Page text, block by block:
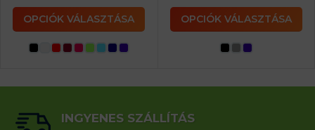
OPCIÓK VÁLASZTÁSA OPCIÓK VÁLASZTÁSA
INGYENES SZÁLLÍTÁS